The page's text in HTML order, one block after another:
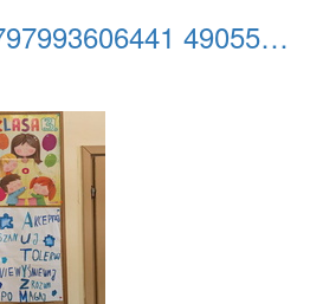
500640816 722797993606441 4905556514724416311 n